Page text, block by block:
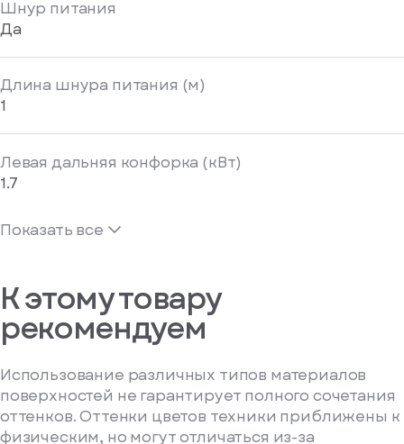
Шнур питания
Да
Длина шнура питания (м)
1
Левая дальняя конфорка (кВт)
1.7
Показать все
К этому товару
рекомендуем
Использование различных типов материалов
поверхностей не гарантирует полного сочетания
оттенков. Оттенки цветов техники приближены к
физическим, но могут отличаться из-за